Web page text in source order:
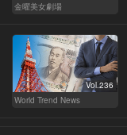
金曜美女劇場
Vol.236
World Trend News